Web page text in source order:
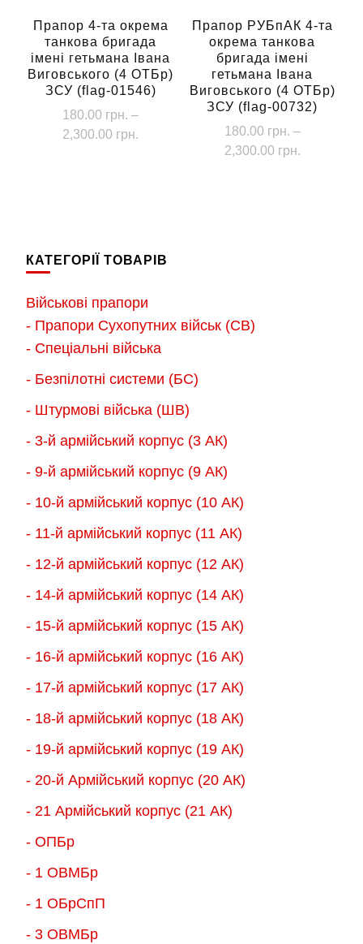
сторінці
товару
сторінці
товару
Прапор 4-та окрема
танкова бригада
імені гетьмана Івана
Виговського (4 ОТБр)
ЗСУ (flag-01546)
180.00 грн. –
2,300.00 грн.
варіантів.
можна
вибрати
на
товару
Прапор РУБпАК 4-та
окрема танкова
бригада імені
гетьмана Івана
Виговського (4 ОТБр)
ЗСУ (flag-00732)
180.00 грн. –
2,300.00 грн.
КАТЕГОРІЇ ТОВАРІВ
Військові прапори
- Прапори Сухопутних військ (СВ)
- Спеціальні війська
- Безпілотні системи (БС)
- Штурмові війська (ШВ)
- 3-й армійський корпус (3 АК)
- 9-й армійський корпус (9 АК)
- 10-й армійський корпус (10 АК)
- 11-й армійський корпус (11 АК)
- 12-й армійський корпус (12 АК)
- 14-й армійський корпус (14 АК)
- 15-й армійський корпус (15 АК)
- 16-й армійський корпус (16 АК)
- 17-й армійський корпус (17 АК)
- 18-й армійський корпус (18 AК)
- 19-й армійський корпус (19 АК)
- 20-й Армійський корпус (20 АК)
- 21 Армійський корпус (21 АК)
- ОПБр
- 1 ОВМБр
- 1 ОБрСпП
- 3 ОВМБр